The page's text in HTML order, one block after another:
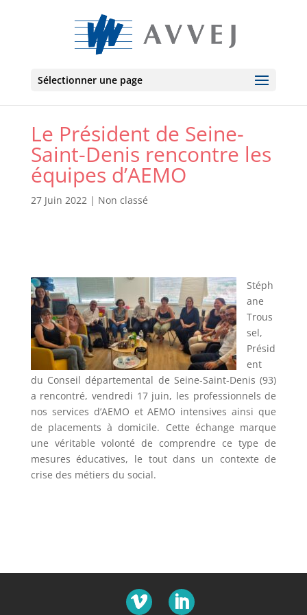
Sélectionner une page
Le Président de Seine-
Saint-Denis rencontre les
équipes d’AEMO
27 Juin 2022| Non classé
Stéph
ane
Trous
sel,
Présid
ent
du Conseil départemental de Seine-Saint-Denis (93)
a rencontré, vendredi 17 juin, les professionnels de
nos services d’AEMO et AEMO intensives ainsi que
de placements à domicile. Cette échange marque
une véritable volonté de comprendre ce type de
mesures éducatives, le tout dans un contexte de
crise des métiers du social.